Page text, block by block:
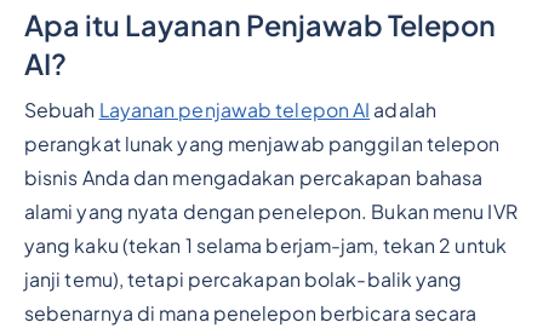
Apa itu Layanan Penjawab Telepon
AI?
Sebuah Layanan penjawab telepon AI adalah
perangkat lunak yang menjawab panggilan telepon
bisnis Anda dan mengadakan percakapan bahasa
alami yang nyata dengan penelepon. Bukan menu IVR
yang kaku (tekan 1 selama berjam-jam, tekan 2 untuk
janji temu), tetapi percakapan bolak-balik yang
sebenarnya di mana penelepon berbicara secara